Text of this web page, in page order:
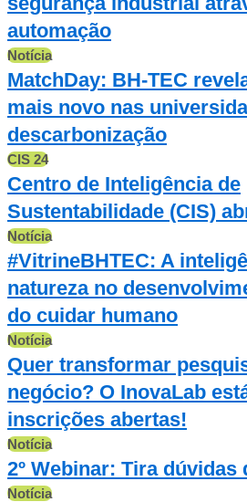
automação
Notícia
MatchDay: BH-TEC
mais novo nas
descarbonização
CIS 24
Centro de Inteligência de
Sustentabilidade (CIS)
Notícia
#VitrineBHTEC: A
natureza no
do cuidar humano
Notícia
Quer transformar
negócio? O InovaLab
inscrições abertas!
Notícia
2º Webinar: Tira dúvidas
Notícia